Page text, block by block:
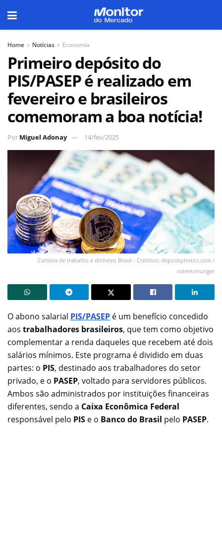
Home Notícias Economia
Primeiro depósito do
PIS/PASEP é realizado em
fevereiro e brasileiros
comemoram a boa notícia!
Por Miguel Adonay 14/fev/2025
Carteira de trabalho e dinheiro Brasil - Créditos: depositphotos.com /
robertohunger
O abono salarial PIS/PASEP é um benefício concedido
aos trabalhadores brasileiros, que tem como objetivo
complementar a renda daqueles que recebem até dois
salários mínimos. Este programa é dividido em duas
partes: o PIS, destinado aos trabalhadores do setor
privado, e o PASEP, voltado para servidores públicos.
Ambos são administrados por instituições financeiras
diferentes, sendo a Caixa Econômica Federal
responsável pelo PIS e o Banco do Brasil pelo PASEP.